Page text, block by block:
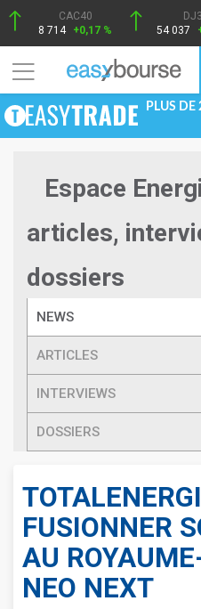
CAC40
8 714 +0,17 %
54 037
PLUS
Espace
articles,
dossiers
NEWS
ARTICLES
INTERVIEWS
DOSSIERS
FUSIONNER
AU
NEO NEXT